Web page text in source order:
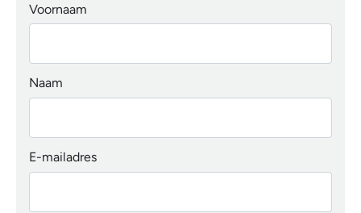
Voornaam
Naam
E-mailadres